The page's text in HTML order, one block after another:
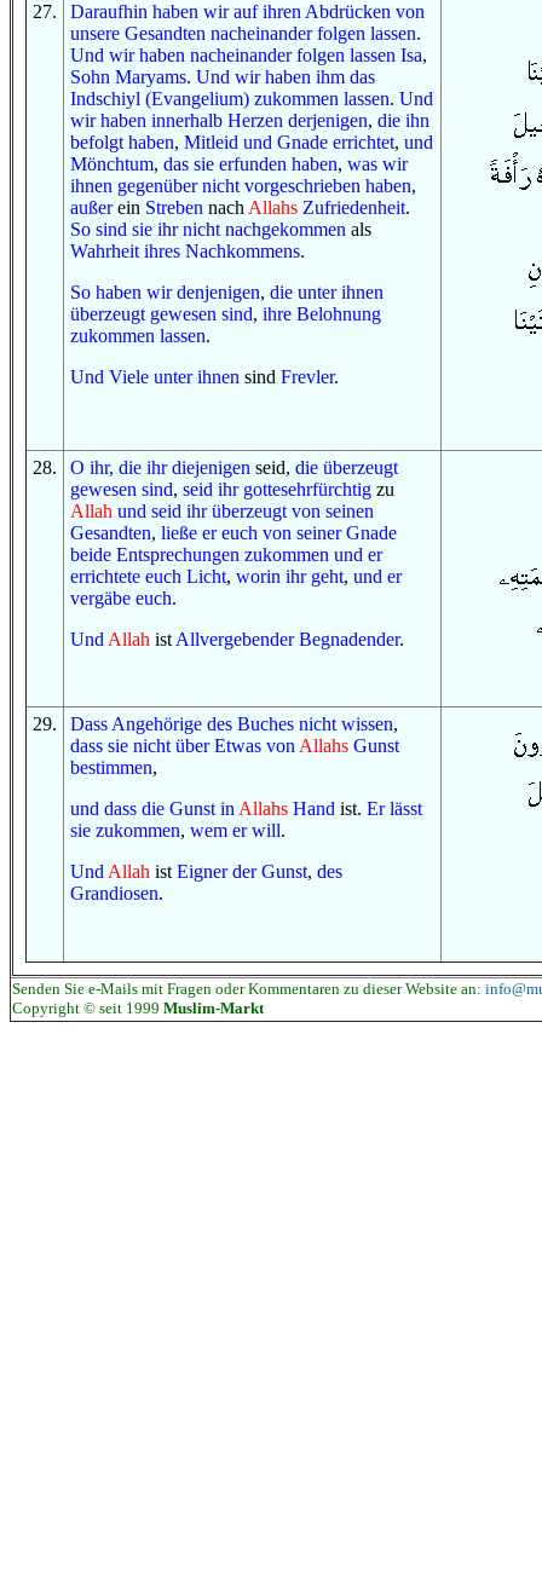
27. Daraufhin haben wir aufihren Abdrücken von
unsere Gesandten nacheinander folgen lassen.
Und wir haben nacheinander folgen lassen Isa,
Sohn Maryams. Und wir haben ihm das
Indschiyl (Evangelium) zukommen lassen. Und
wir haben innerhalb Herzen derjenigen, die ihn
befolgt haben, Mitleid und Gnade errichtet, und
Mönchtum, das sie erfunden haben, was wir
ihnen gegenüber nicht vorgeschrieben haben,
außerein Streben nach Allahs Zufriedenheit.
So sind sie ihr nicht nachgekommen als
Wahrheit ihres Nachkommens.
So haben wir denjenigen, die unter ihnen
überzeugt gewesen sind, ihre Belohnung
zukommen lassen.
Und Viele unter ihnen sind Frevler.
28. O ihr, die ihr diejenigen seid, die überzeugt
gewesen sind, seid ihr gottesehrfürchtig zu
Allah und seid ihr überzeugt von seinen
Gesandten, ließe er euch von seiner Gnade
beide Entsprechungen zukommen und er
errichtete euch Licht, worin ihr geht, und er
vergäbe euch.
Und Allah ist Allvergebender Begnadender.
29. Dass Angehörige des Buches nicht wissen,
dass sie nicht überEtwas von Allahs Gunst
bestimmen,
und dass die Gunst in Allahs Hand ist. Er lässt
sie zukommen, wem er will.
Und Allah ist Eigner der Gunst, des
Grandiosen.
Senden Sie e-Mails mit Fragen oder Kommentaren zu dieser Website an:
Copyright © seit 1999 Muslim-Markt